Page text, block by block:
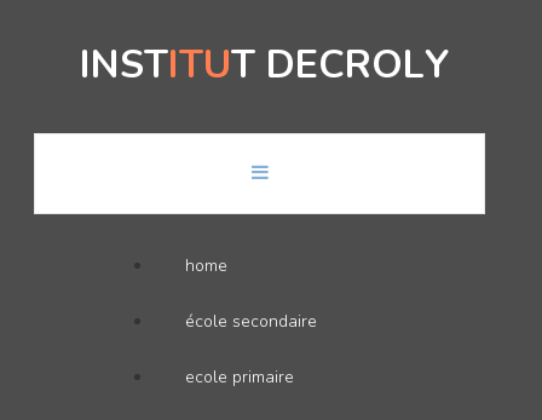
INSTITUT DECROLY
home
école secondaire
ecole primaire